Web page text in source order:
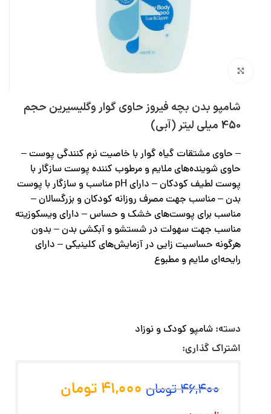
شامپو بدن بچه فیروز حاوی گوار وگلیسیرین حجم
450 میلی لیتر (آبی)
– حاوی مشتقات گیاه گوار با خاصیت نرم کنندگی پوست –
حاوی شوینده‌های ملایم و مرطوب کننده پوست سازگار با
پوست لطیف کودکان – دارای pH مناسب و سازگار با پوست
بدن – مناسب جهت مصرف روزانه کودکان و بزرگسالان –
مناسب برای پوست‌های خشک و حساس – دارای ویسکوزیته
مناسب جهت سهولت در شستشو و آبکشی بدن – بدون
هرگونه حساسیت زایی در آزمایش‌های کلینیکی – دارای
رایحه‌ای ملایم و مطبوع
دسته: شامپو کودک و نوزاد
اشتراک گذاری:
46,400تومان 41,000 تومان